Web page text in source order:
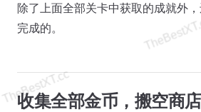
除了上面全部关卡中获取的成就外
完成的。
收集全部金币，搬空商店